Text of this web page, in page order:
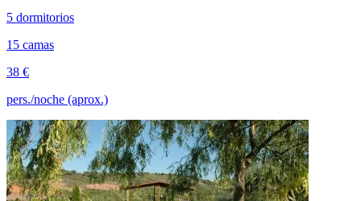
5 dormitorios
15 camas
38 €
pers./noche (aprox.)